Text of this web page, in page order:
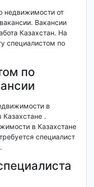
недвижимости от
Вакансии
Казахстан. На
специалистом по
по
в
Казахстане .
в Казахстане
специалист